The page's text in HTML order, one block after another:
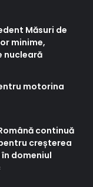
Măsuri de
minime,
nucleară
motorina
continuă
creșterea
domeniul